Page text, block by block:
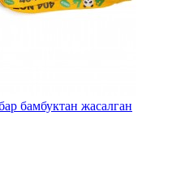
бамбуктан жасалган